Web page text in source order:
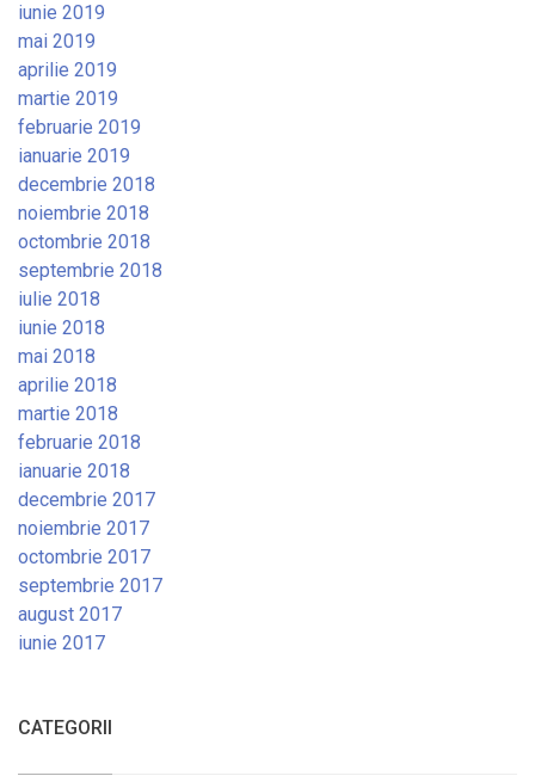
iunie 2019
mai 2019
aprilie 2019
martie 2019
februarie 2019
ianuarie 2019
decembrie 2018
noiembrie 2018
octombrie 2018
septembrie 2018
iulie 2018
iunie 2018
mai 2018
aprilie 2018
martie 2018
februarie 2018
ianuarie 2018
decembrie 2017
noiembrie 2017
octombrie 2017
septembrie 2017
august 2017
iunie 2017
CATEGORII